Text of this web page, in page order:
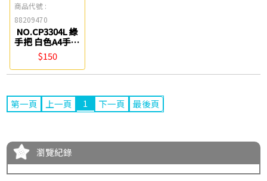
商品代號 :
88209470
NO.CP3304L 綠
手把 白色A4手提
資料盒 W.I.P
$150
第一頁 上一頁 1 下一頁 最後頁
瀏覽紀錄